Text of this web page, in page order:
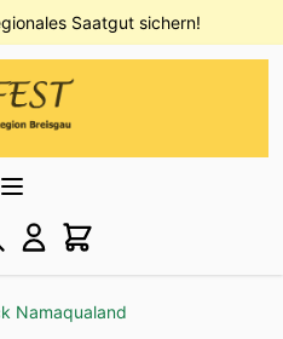
Saatgut sichern!
Namaqualand